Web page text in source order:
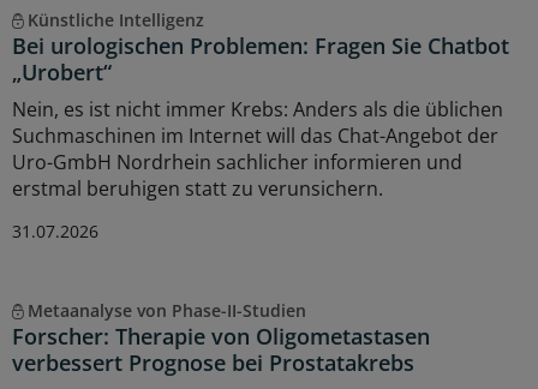
Künstliche Intelligenz
Bei urologischen Problemen: Fragen Sie Chatbot
„Urobert“
Nein, es ist nicht immer Krebs: Anders als die üblichen
Suchmaschinen im Internet will das Chat-Angebot der
Uro-GmbH Nordrhein sachlicher informieren und
erstmal beruhigen statt zu verunsichern.
31.07.2026
Metaanalyse von Phase-II-Studien
Forscher: Therapie von Oligometastasen
verbessert Prognose bei Prostatakrebs